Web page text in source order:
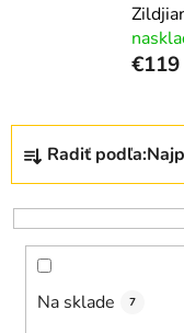
€119
R
d
e
Radiť podľa:
Na sklade 7